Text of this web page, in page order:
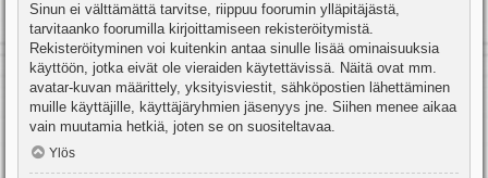
Sinun ei välttämättä tarvitse, riippuu foorumin ylläpitäjästä,
tarvitaanko foorumilla kirjoittamiseen rekisteröitymistä.
Rekisteröityminen voi kuitenkin antaa sinulle lisää ominaisuuksia
käyttöön, jotka eivät ole vieraiden käytettävissä. Näitä ovat mm.
avatar-kuvan määrittely, yksityisviestit, sähköpostien lähettäminen
muille käyttäjille, käyttäjäryhmien jäsenyys jne. Siihen menee aikaa
vain muutamia hetkiä, joten se on suositeltavaa.
Ylös